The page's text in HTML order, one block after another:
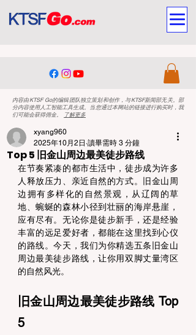
内容由KTSF Go的编辑团队独立策划和创作，与KTSF新闻部无关。部
分内容使用人工智能工具生成。当您通过本网站的链接进行购买时，我
们可能会获得佣金。
了解更多
Top 5 旧金山周边最美徒步路线
xyang960
2025年10月2日 讀畢需時 3 分鐘
在节奏紧凑的都市生活中，徒步成为许多
人释放压力、亲近自然的方式。旧金山周
边拥有多样化的自然景观，从辽阔的草
地、蜿蜒的森林小径到壮丽的海岸悬崖，
应有尽有。无论你是徒步新手，还是经验
丰富的远足爱好者，都能在这里找到心仪
的路线。今天，我们为你精选五条旧金山
周边最美徒步路线，让你用双脚丈量湾区
的自然风光。
旧金山周边最美徒步路线 Top
5